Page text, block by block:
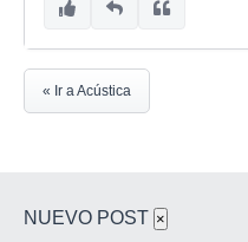
« Ir a Acústica
NUEVO POST ×